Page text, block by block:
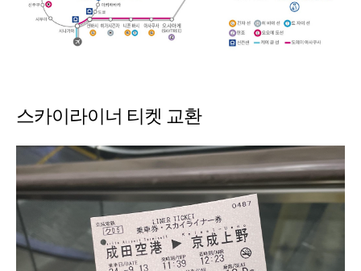
스카이라이너 티켓 교환